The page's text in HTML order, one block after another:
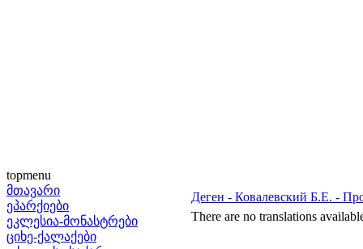
topmenu
მთავარი
ეპარქიები
ეკლესია-მონასტრები
ციხე-ქალაქები
Деген - Ковалевский Б.Е. -
There are no translations